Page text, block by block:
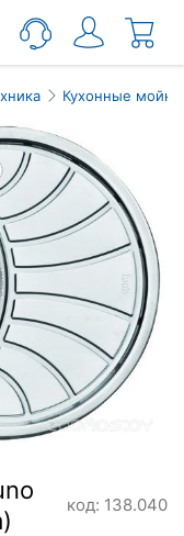
Кухонные мойки
код: 138.040